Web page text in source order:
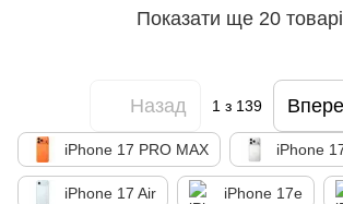
Показати ще 20
Назад 1з 139
iPhone 17 PRO MAX iPhone
iPhone 17 Air iPhone 17e